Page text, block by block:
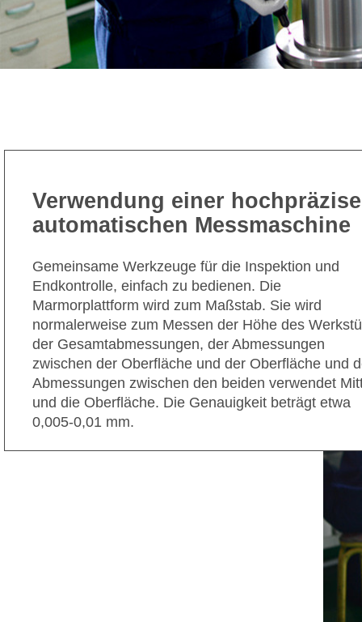
Verwendung einer
automatischen Messmaschine
Gemeinsame Werkzeuge für die Inspektion und
Endkontrolle, einfach zu bedienen. Die
Marmorplattform wird zum Maßstab. Sie wird
normalerweise zum Messen der Höhe des
der Gesamtabmessungen, der Abmessungen
zwischen der Oberfläche und der Oberfläche und
Abmessungen zwischen den beiden verwendet
und die Oberfläche. Die Genauigkeit beträgt etwa
0,005-0,01 mm.